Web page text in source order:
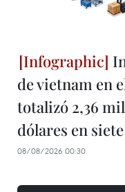
de vietnam en
totalizó 2,36
dólares en
08/08/2026 00:30